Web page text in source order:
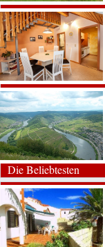
Die Beliebtesten